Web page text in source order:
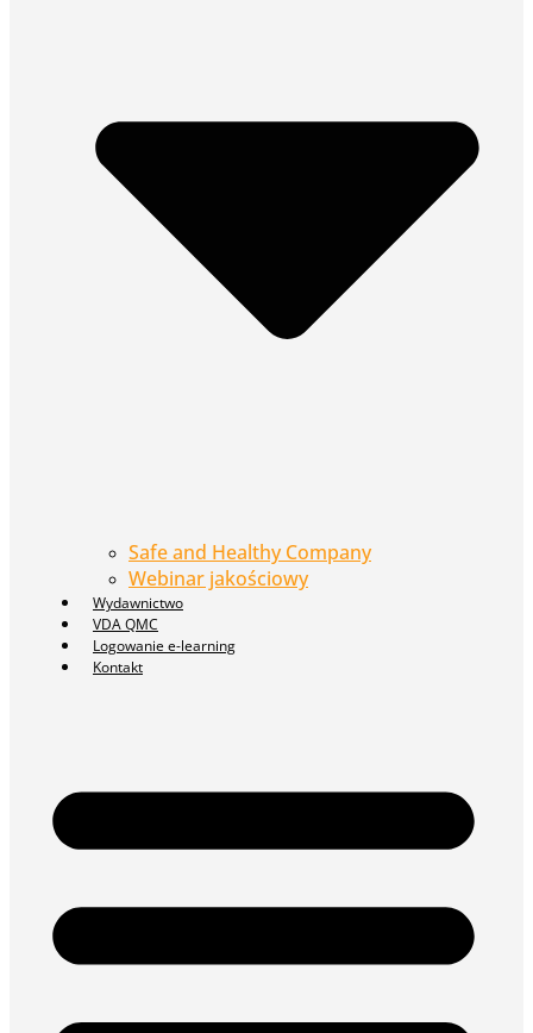
Safe and Healthy Company
Webinar jakościowy
Wydawnictwo
VDA QMC
Logowanie e-learning
Kontakt